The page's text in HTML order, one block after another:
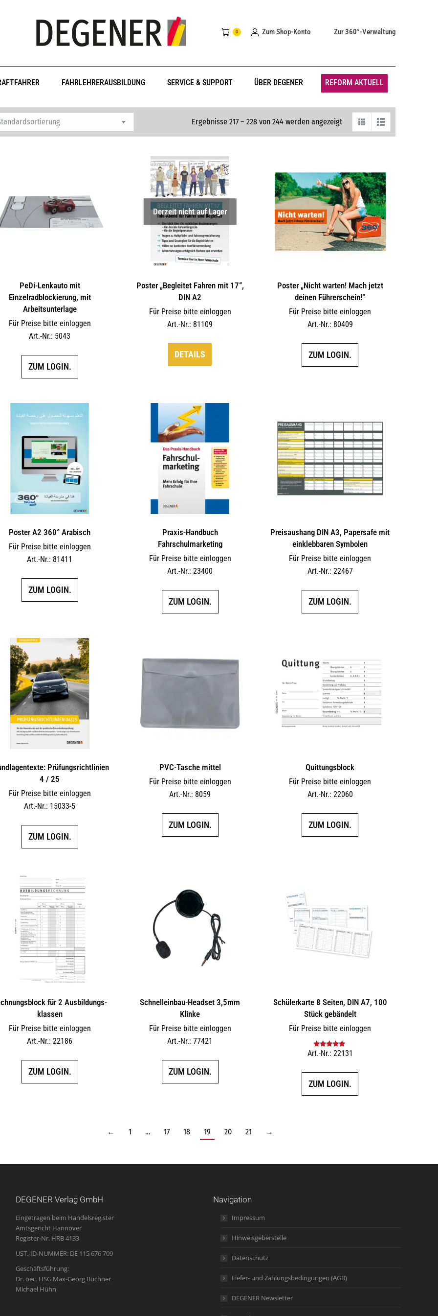
0 Zum Shop-Konto Zur 360°-Verwaltung
FAHRLEHRERAUSBILDUNG SERVICE & SUPPORT ÜBER DEGENER REFORM AKTUELL
Ergebnisse 217 – 228 von 244 werden angezeigt
PeDi-Lenkauto mit
Einzelradblockierung, mit
Arbeitsunterlage
Für Preise bitte einloggen
Art.-Nr.: 5043
ZUM LOGIN.
Derzeit nicht auf Lager
Poster „Begleitet Fahren mit 17“,
DIN A2
Für Preise bitte einloggen
Art.-Nr.: 81109
DETAILS
Poster „Nicht warten! Mach jetzt
deinen Führerschein!“
Für Preise bitte einloggen
Art.-Nr.: 80409
ZUM LOGIN.
Poster A2 360° Arabisch
Für Preise bitte einloggen
Art.-Nr.: 81411
ZUM LOGIN.
Praxis-Handbuch
Fahrschulmarketing
Für Preise bitte einloggen
Art.-Nr.: 23400
ZUM LOGIN.
Preisaushang DIN A3, Papersafe mit
einklebbaren Symbolen
Für Preise bitte einloggen
Art.-Nr.: 22467
ZUM LOGIN.
Prüfungsrichtlinien
4 / 25
Für Preise bitte einloggen
Art.-Nr.: 15033-5
ZUM LOGIN.
PVC-Tasche mittel
Für Preise bitte einloggen
Art.-Nr.: 8059
ZUM LOGIN.
Quittungsblock
Für Preise bitte einloggen
Art.-Nr.: 22060
ZUM LOGIN.
für 2 Ausbil­dungs­
klassen
Für Preise bitte einloggen
Art.-Nr.: 22186
ZUM LOGIN.
Schnelleinbau-Headset 3,5mm
Klinke
Für Preise bitte einloggen
Art.-Nr.: 77421
ZUM LOGIN.
Schülerkarte 8 Seiten, DIN A7, 100
Stück gebändelt
Für Preise bitte einloggen
Bewertet mit
Art.-Nr.: 22131
ZUM LOGIN.
← 1 … 17 18 19 20 21 →
DEGENER Verlag GmbH
Eingetragen beim Handelsregister
Amtsgericht Hannover
Register-Nr. HRB 4133
UST.-ID-NUMMER: DE 115 676 709
Geschäftsführung:
Dr. oec. HSG Max-Georg Büchner
Michael Hühn
Navigation
Impressum
Hinweisgeberstelle
Datenschutz
Liefer- und Zahlungsbedingungen (AGB)
DEGENER Newsletter